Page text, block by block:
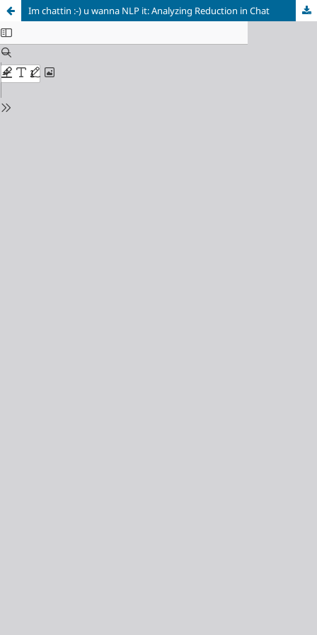
Im chattin :-) u wanna NLP it: Analyzing Reduction in Chat